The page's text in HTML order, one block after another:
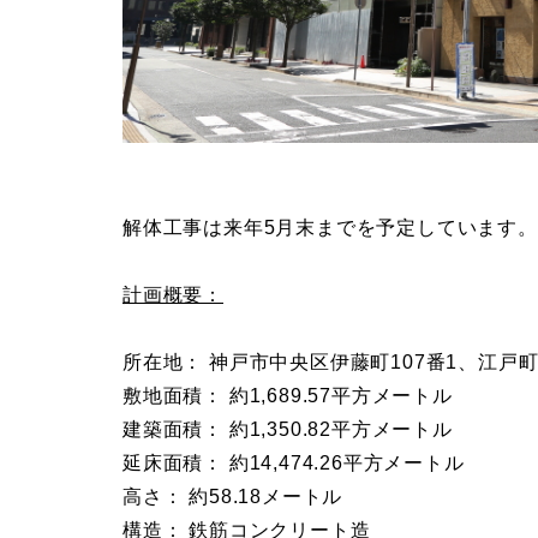
解体工事は来年5月末までを予定しています。
計画概要：
所在地： 神戸市中央区伊藤町107番1、江戸
敷地面積： 約1,689.57平方メートル
建築面積： 約1,350.82平方メートル
延床面積： 約14,474.26平方メートル
高さ： 約58.18メートル
構造： 鉄筋コンクリート造